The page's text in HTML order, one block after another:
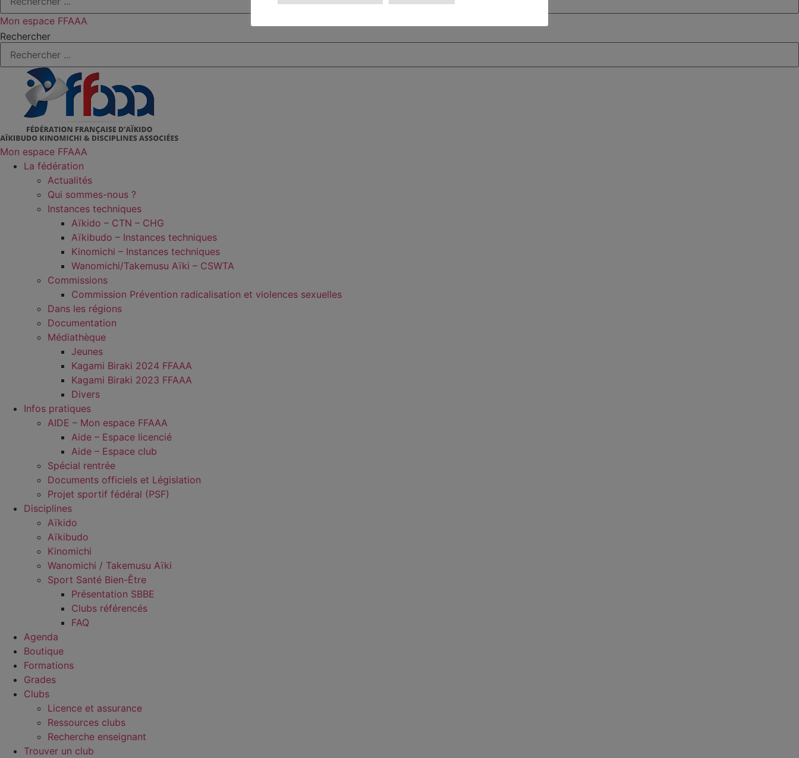
Mon espace FFAAA
Rechercher
Mon espace FFAAA
La fédération
Actualités
Qui sommes-nous ?
Instances techniques
Aïkido – CTN – CHG
Aïkibudo – Instances techniques
Kinomichi – Instances techniques
Wanomichi/Takemusu Aïki – CSWTA
Commissions
Commission Prévention radicalisation et violences sexuelles
Dans les régions
Documentation
Médiathèque
Jeunes
Kagami Biraki 2024 FFAAA
Kagami Biraki 2023 FFAAA
Divers
Infos pratiques
AIDE – Mon espace FFAAA
Aide – Espace licencié
Aide – Espace club
Spécial rentrée
Documents officiels et Législation
Projet sportif fédéral (PSF)
Disciplines
Aïkido
Aïkibudo
Kinomichi
Wanomichi / Takemusu Aïki
Sport Santé Bien-Être
Présentation SBBE
Clubs référencés
FAQ
Agenda
Boutique
Formations
Grades
Clubs
Licence et assurance
Ressources clubs
Recherche enseignant
Trouver un club